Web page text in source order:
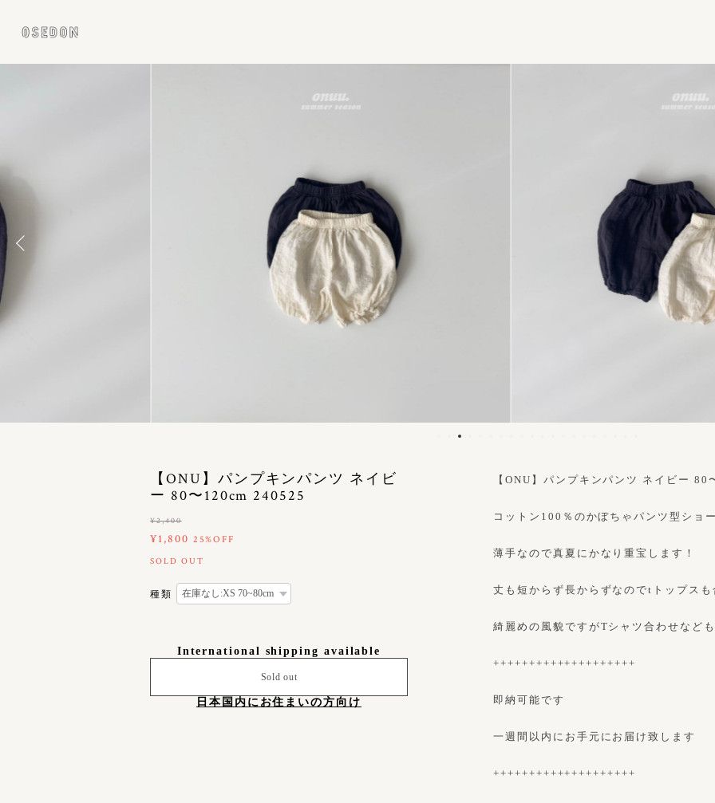
【ONU】パンプキンパンツ ネイビ
ー 80〜120cm 240525
¥2,400
¥1,800 25%OFF
SOLD OUT
種類
International shipping available
Sold out
日本国内にお住まいの方向け
【ONU】パンプキンパンツ ネイビー
コットン100％のかぼちゃパンツ型ショ
薄手なので真夏にかなり重宝します！
丈も短からず長からずなのでtトップスも
綺麗めの風貌ですがTシャツ合わせなど
++++++++++++++++++++
即納可能です
一週間以内にお手元にお届け致します
++++++++++++++++++++